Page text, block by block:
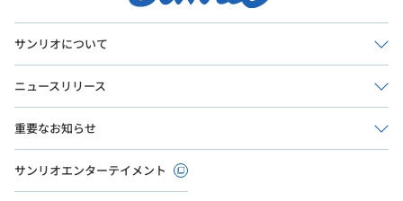
サンリオについて
ニュースリリース
重要なお知らせ
サンリオエンターテイメント